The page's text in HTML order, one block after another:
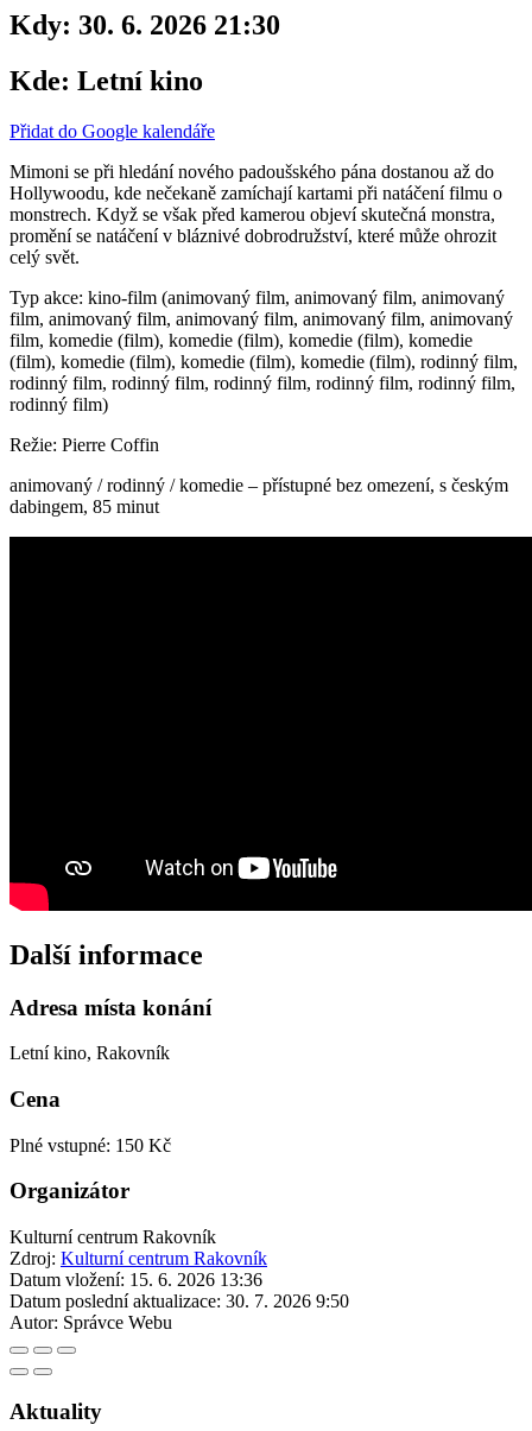
Kdy: 30. 6. 2026 21:30
Kde: Letní kino
Přidat do Google kalendáře
Mimoni se při hledání nového padoušského pána dostanou až do
Hollywoodu, kde nečekaně zamíchají kartami při natáčení filmu o
monstrech. Když se však před kamerou objeví skutečná monstra,
promění se natáčení v bláznivé dobrodružství, které může ohrozit
celý svět.
Typ akce: kino-film (animovaný film, animovaný film, animovaný
film, animovaný film, animovaný film, animovaný film, animovaný
film, komedie (film), komedie (film), komedie (film), komedie
(film), komedie (film), komedie (film), komedie (film), rodinný film,
rodinný film, rodinný film, rodinný film, rodinný film, rodinný film,
rodinný film)
Režie: Pierre Coffin
animovaný / rodinný / komedie – přístupné bez omezení, s českým
dabingem, 85 minut
Další informace
Adresa místa konání
Letní kino, Rakovník
Cena
Plné vstupné: 150 Kč
Organizátor
Kulturní centrum Rakovník
Zdroj: Kulturní centrum Rakovník
Datum vložení: 15. 6. 2026 13:36
Datum poslední aktualizace: 30. 7. 2026 9:50
Autor: Správce Webu
Aktuality